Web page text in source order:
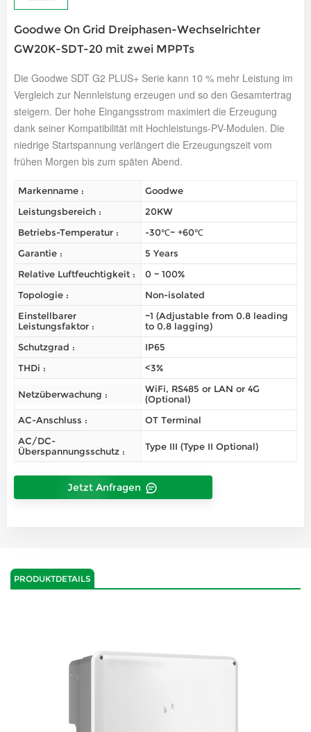
Goodwe On Grid Dreiphasen-Wechselrichter
GW20K-SDT-20 mit zwei MPPTs
Die Goodwe SDT G2 PLUS+ Serie kann 10 % mehr Leistung im
Vergleich zur Nennleistung erzeugen und so den Gesamtertrag
steigern. Der hohe Eingangsstrom maximiert die Erzeugung
dank seiner Kompatibilität mit Hochleistungs-PV-Modulen. Die
niedrige Startspannung verlängert die Erzeugungszeit vom
frühen Morgen bis zum späten Abend.
Markenname :
Goodwe
Leistungsbereich :
20KW
Betriebs-Temperatur :
-30℃~ +60℃
Garantie :
5 Years
Relative Luftfeuchtigkeit :
0 ~ 100%
Topologie :
Non-isolated
Einstellbarer
Leistungsfaktor :
~1 (Adjustable from 0.8 leading
to 0.8 lagging)
Schutzgrad :
IP65
THDi :
<3%
Netzüberwachung :
WiFi, RS485 or LAN or 4G
(Optional)
AC-Anschluss :
OT Terminal
AC/DC-
Überspannungsschutz :
Type III (Type II Optional)
Jetzt Anfragen
PRODUKTDETAILS